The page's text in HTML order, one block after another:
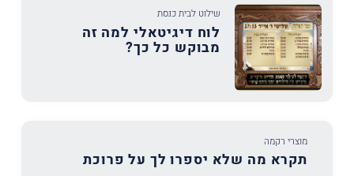
שילוט לבית כנסת
לוח דיגיטאלי למה זה
מבוקש כל כך?
מוצרי רקמה
תקרא מה שלא יספרו לך על פרוכת